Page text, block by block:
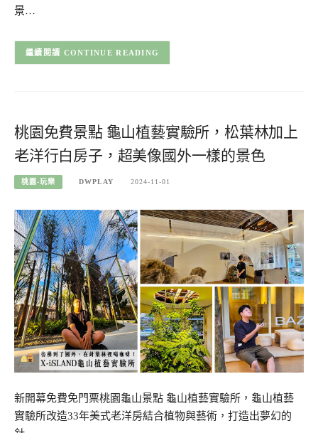
景…
CONTINUE READING
桃園免費景點 龜山植藝實驗所，松葉林加上
老洋行白房子，超美像國外一樣的景色
桃園-玩樂 DWPLAY 2024-11-01
新開幕免費免門票桃園龜山景點 龜山植藝實驗所，龜山植藝
實驗所改造33年美式老洋房結合植物與藝術，打造出夢幻的